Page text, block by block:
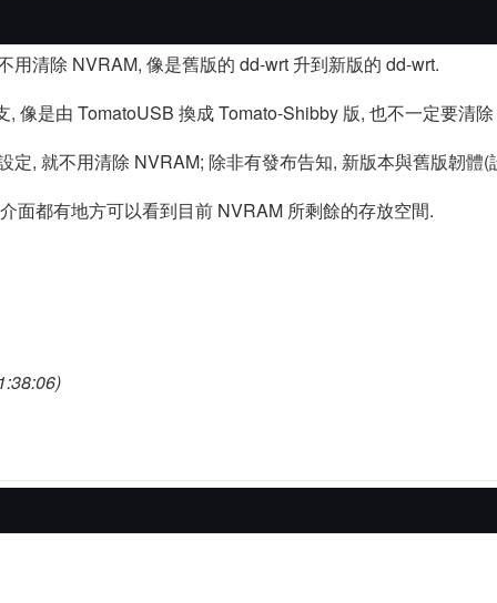
用清除 NVRAM, 像是舊版的 dd-wrt 升到新版的 dd-wrt.
, 像是由 TomatoUSB 換成 Tomato-Shibby 版, 也不一定要清
定, 就不用清除 NVRAM; 除非有發布告知, 新版本與舊版韌體
面都有地方可以看到目前 NVRAM 所剩餘的存放空間.